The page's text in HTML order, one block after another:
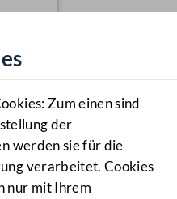
Zum einen sind
der
werden sie für die
verarbeitet. Cookies
nur mit Ihrem